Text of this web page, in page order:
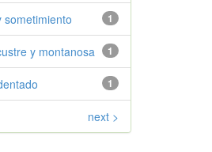
1
sometimiento
1
y montanosa
1
next >